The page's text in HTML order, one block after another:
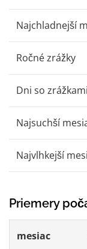
Najchladnejší
Ročné zrážky
Dni so zrážkami
Najsuchší
Najvlhkejší
Priemery
mesiac